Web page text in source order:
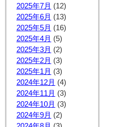
2025年7月 (12)
2025年6月 (13)
2025年5月 (16)
2025年4月 (5)
2025年3月 (2)
2025年2月 (3)
2025年1月 (3)
2024年12月 (4)
2024年11月 (3)
2024年10月 (3)
2024年9月 (2)